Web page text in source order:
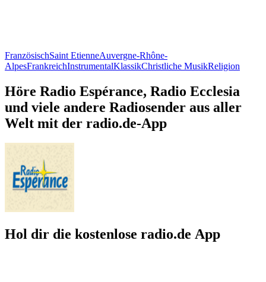
FranzösischSaint EtienneAuvergne-Rhône-
AlpesFrankreichInstrumentalKlassikChristliche MusikReligion
Höre Radio Espérance, Radio Ecclesia
und viele andere Radiosender aus aller
Welt mit der radio.de-App
Hol dir die kostenlose radio.de App